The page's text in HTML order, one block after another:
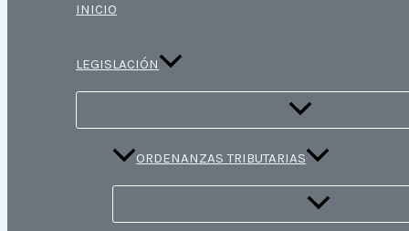
INICIO
LEGISLACIÓN
ORDENANZAS TRIBUTARIAS